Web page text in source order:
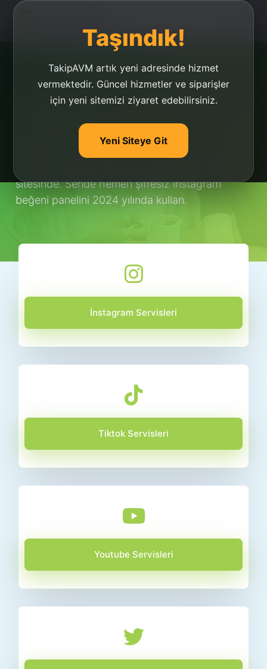
Taşındık!
TakipAVM artık yeni adresinde hizmet
vermektedir. Güncel hizmetler ve siparişler
için yeni sitemizi ziyaret edebilirsiniz.
Yeni Siteye Git
İnstagram Şifresiz
Beğeni Paneli 2021
sitesinde. Sende hemen şifresiz instagram
beğeni panelini 2024 yılında kullan.
İnstagram Servisleri
Tiktok Servisleri
Youtube Servisleri